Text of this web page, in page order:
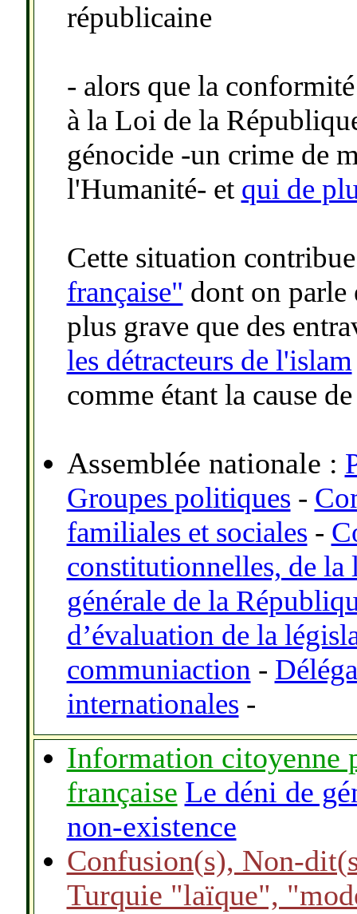
républicaine
- alors que la
à la Loi de la
génocide -un crime de
l'Humanité- et qui de
Cette situation
française" dont on parle
plus grave que des
les détracteurs de l'islam
comme étant la cause
Assemblée nationale :
Groupes politiques -
familiales et sociales -
constitutionnelles, de
générale de la
d’évaluation de la
communiaction -
internationales -
Information citoyenne
française Le déni de
non-existence
Confusion(s), Non-
Turquie "laïque",